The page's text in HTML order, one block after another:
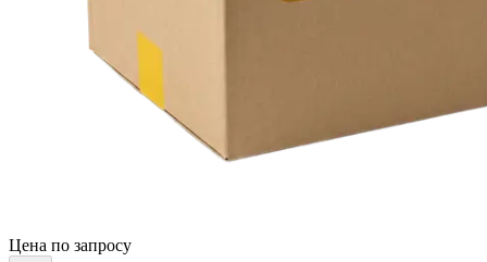
Цена по запросу